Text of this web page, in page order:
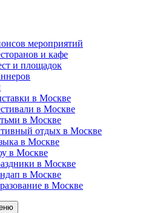
мероприятий
и кафе
и площадок
в Москве
в Москве
в Москве
отдых в Москве
в Москве
в Москве
в Москве
в Москве
в Москве